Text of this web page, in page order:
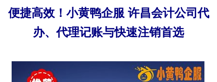
便捷高效！小黄鸭企服 许昌会计公司代
办、代理记账与快速注销首选